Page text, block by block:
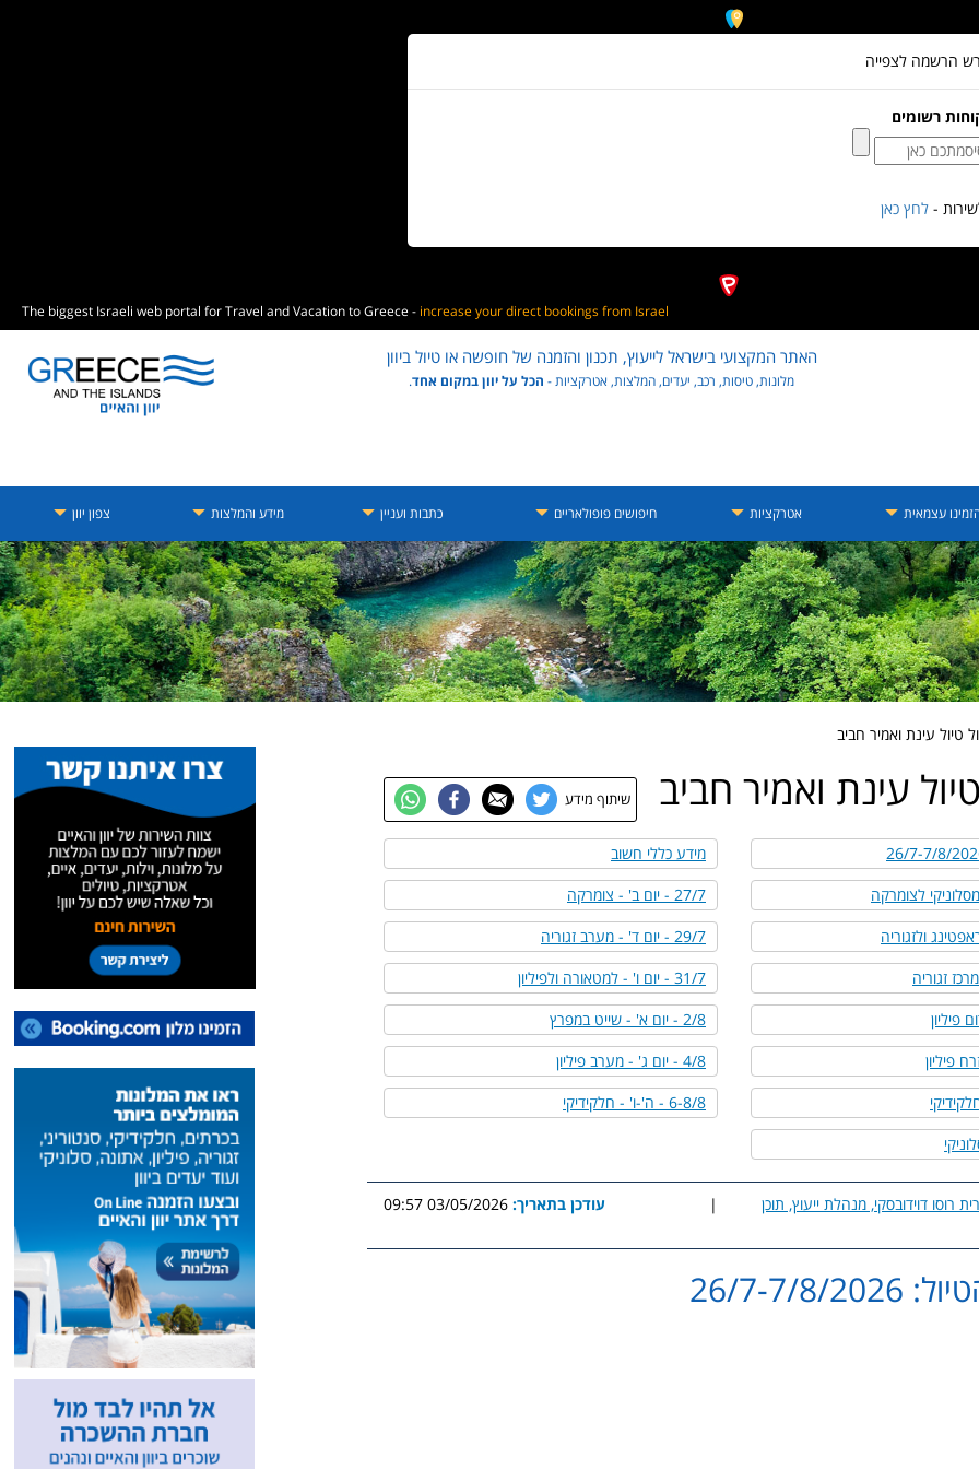
The biggest Israeli web portal for Travel and Vacation to Greece - increase your direct bookings from Israel
האתר המקצועי בישראל לייעוץ, תכנון והזמנה של חופשה או טיול ביוון
מלונות, טיסות, רכב, יעדים, המלצות, אטרקציות - הכל על יוון במקום אחד.
עצמאית אטרקציות חיפושים פופולאריים כתבות ועניין מידע והמלצות צפון יוון
הרשמה לצפייה
רשומים
- לחץ כאן
טיול עינת ואמיר חביב
עינת ואמיר חביב שיתוף מידע
מידע כללי חשוב
27/7 - יום ב' - צומרקה
29/7 - יום ד' - מערב זגוריה
31/7 - יום ו' - למטאורה ולפיליון
2/8 - יום א' - שייט במפרץ
4/8 - יום ג' - מערב פיליון
6-8/8 - ה'-ו' - חלקידיקי
רוסו דוידובסקי, מנהלת ייעוץ, תוכן
| עודכן בתאריך: 03/05/2026 09:57
7/8/2026